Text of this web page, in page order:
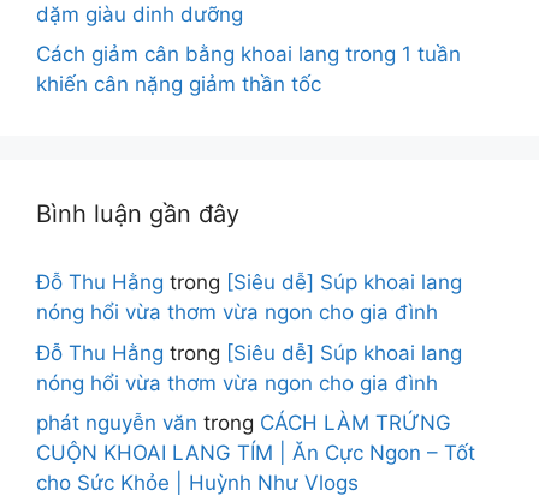
dặm giàu dinh dưỡng
Cách giảm cân bằng khoai lang trong 1 tuần
khiến cân nặng giảm thần tốc
Bình luận gần đây
Đỗ Thu Hằng trong [Siêu dễ] Súp khoai lang
nóng hổi vừa thơm vừa ngon cho gia đình
Đỗ Thu Hằng trong [Siêu dễ] Súp khoai lang
nóng hổi vừa thơm vừa ngon cho gia đình
phát nguyễn văn trong CÁCH LÀM TRỨNG
CUỘN KHOAI LANG TÍM | Ăn Cực Ngon – Tốt
cho Sức Khỏe | Huỳnh Như Vlogs